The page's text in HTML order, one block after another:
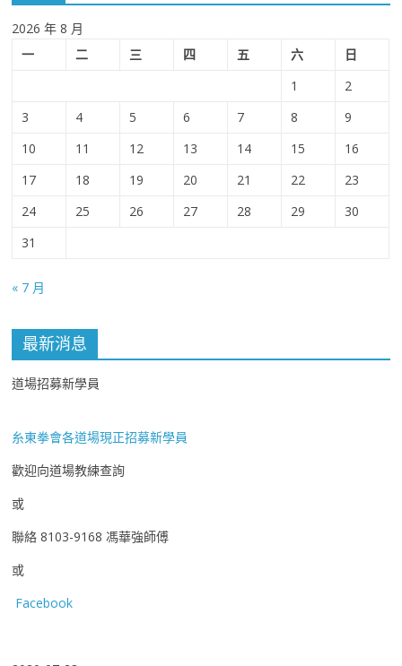
2026 年 8 月
一
二 三 四 五 六
日
1
2
3
4 5 6 7 8
9
10
11 12 13 14 15
16
17
18 19 20 21 22
23
24
25 26 27 28 29
30
31
« 7 月
最新消息
道場招募新學員
糸東拳會各道場現正招募新學員
歡迎向道場教練查詢
或
聯絡 8103-9168 馮華強師傅
或
Facebook